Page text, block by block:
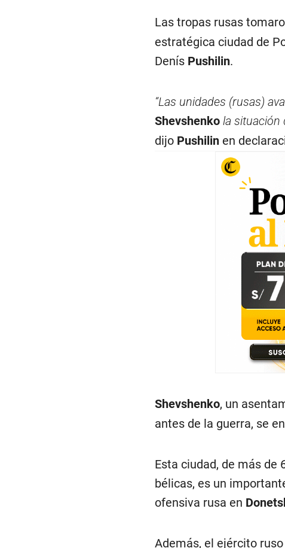
Las tropas rusas
estratégica ciudad de
Denís Pushilin.
“Las unidades (rusas)
Shevshenko la situación
dijo Pushilin en
Shevshenko, un
antes de la guerra, se
Esta ciudad, de más de
bélicas, es un
ofensiva rusa en
Además, el ejército